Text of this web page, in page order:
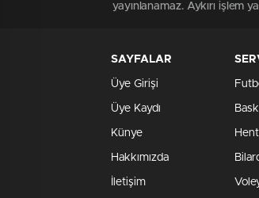
yayınlanamaz. Aykırı
SAYFALAR
Üye Girişi
Üye Kaydı
Künye
Hakkımızda
İletişim